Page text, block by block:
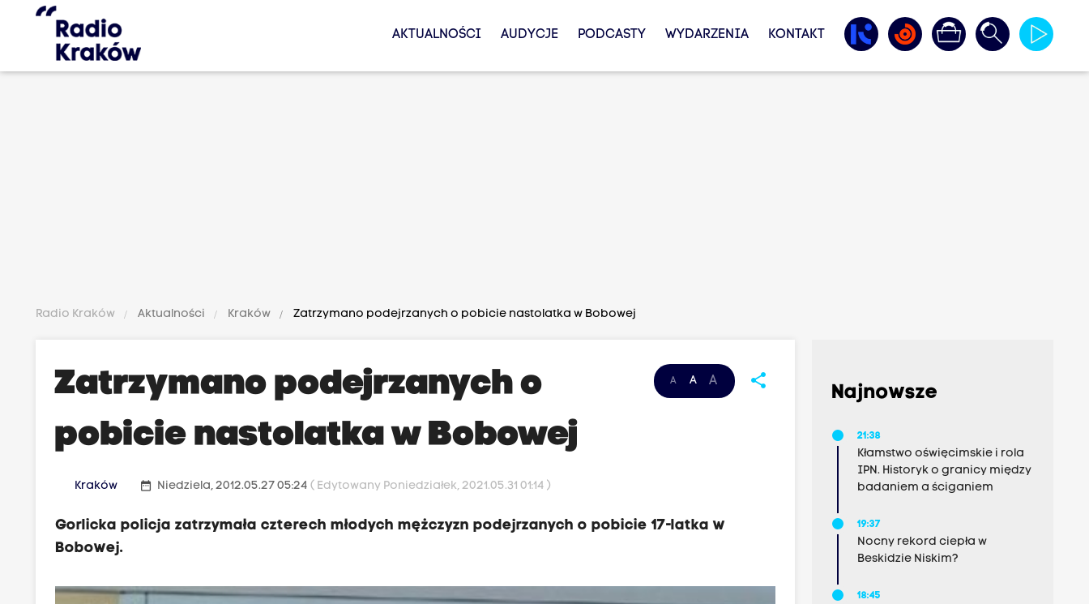
AKTUALNOŚCI AUDYCJE PODCASTY WYDARZENIA KONTAKT
Radio Kraków Aktualności Kraków Zatrzymano podejrzanych o pobicie nastolatka w Bobowej
A A A share
Zatrzymano podejrzanych o
pobicie nastolatka w Bobowej
Kraków date_range Niedziela, 2012.05.27 05:24( Edytowany Poniedziałek, 2021.05.31 01:14 )
Gorlicka policja zatrzymała czterech młodych mężczyzn podejrzanych o pobicie 17-latka w
Bobowej.
Najnowsze
21:38
Kłamstwo oświęcimskie i rola
IPN. Historyk o granicy między
badaniem a ściganiem
19:37
Nocny rekord ciepła w
Beskidzie Niskim?
18:45